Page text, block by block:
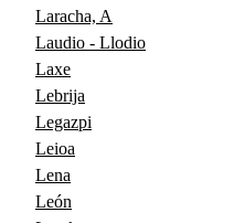
Laracha, A
Laudio - Llodio
Laxe
Lebrija
Legazpi
Leioa
Lena
León